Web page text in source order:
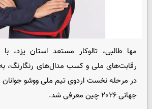
مها طالبی، تالوکار مستعد استان یزد،
رقابت‌های ملی و کسب مدال‌های رنگارنگ،
در مرحله نخست اردوی تیم ملی ووشو جوانان
جهانی ۲۰۲۶ چین معرفی شد.